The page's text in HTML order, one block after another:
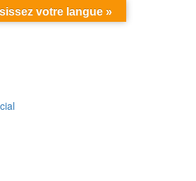
votre langue »